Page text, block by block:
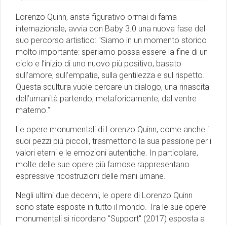
Lorenzo Quinn, arista figurativo ormai di fama
internazionale, avvia con Baby 3.0 una nuova fase del
suo percorso artistico: "Siamo in un momento storico
molto importante: speriamo possa essere la fine di un
ciclo e l’inizio di uno nuovo più positivo, basato
sull'amore, sull'empatia, sulla gentilezza e sul rispetto.
Questa scultura vuole cercare un dialogo, una rinascita
dell’umanità partendo, metaforicamente, dal ventre
materno."
Le opere monumentali di Lorenzo Quinn, come anche i
suoi pezzi più piccoli, trasmettono la sua passione per i
valori eterni e le emozioni autentiche. In particolare,
molte delle sue opere più famose rappresentano
espressive ricostruzioni delle mani umane.
Negli ultimi due decenni, le opere di Lorenzo Quinn
sono state esposte in tutto il mondo. Tra le sue opere
monumentali si ricordano "Support" (2017) esposta a